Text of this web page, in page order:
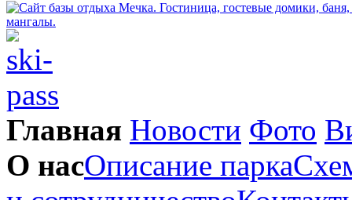
Главная Новости Фото
О насОписание парка